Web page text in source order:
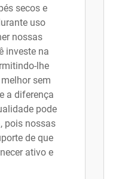
secos e
uso
nossas
investe na
lhe
sem
a diferença
pode
pois nossas
de que
ativo e